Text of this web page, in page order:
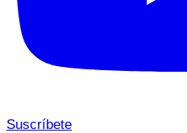
Suscríbete